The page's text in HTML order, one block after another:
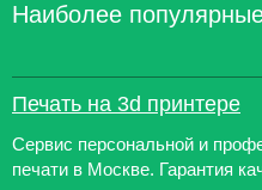
Наиболее
Печать на 3d принтере
Сервис персональной и
печати в Москве. Гарантия